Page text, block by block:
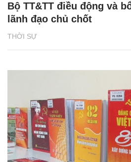
THỜI SỰ
Bộ TT&TT điều động và
lãnh đạo chủ chốt